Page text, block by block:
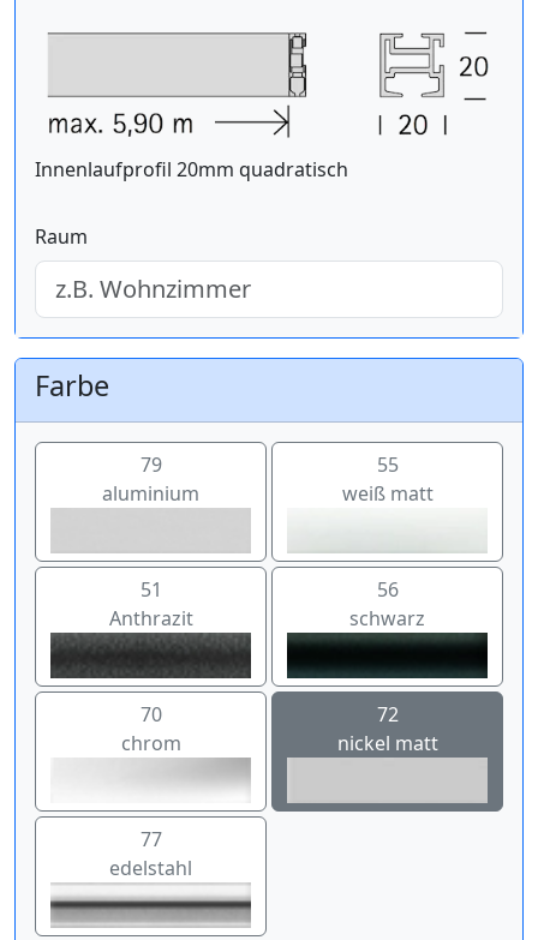
Innenlaufprofil 20mm quadratisch
Raum
Farbe
79
aluminium
55
weiß matt
51
Anthrazit
56
schwarz
70
chrom
72
nickel matt
77
edelstahl